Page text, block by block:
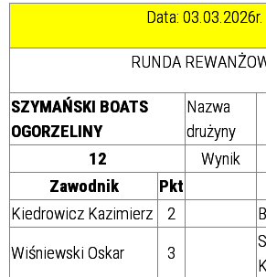
Data: 03.03.2026r.
RUNDA
SZYMAŃSKI BOATS
OGORZELINY
Nazwa
drużyny
12
Wynik
Zawodnik
Pkt
Kiedrowicz Kazimierz
2
Wiśniewski Oskar
3